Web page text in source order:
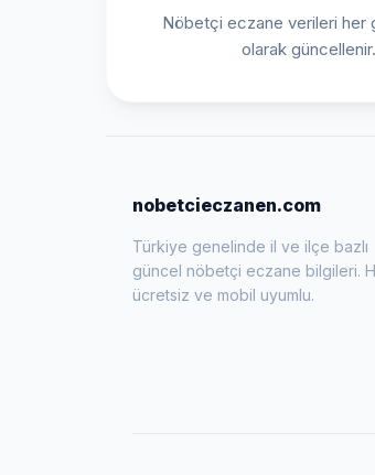
Nöbetçi eczane verileri her
olarak güncellenir.
nobetcieczanen.com
Türkiye genelinde il ve ilçe bazlı
güncel nöbetçi eczane bilgileri.
ücretsiz ve mobil uyumlu.